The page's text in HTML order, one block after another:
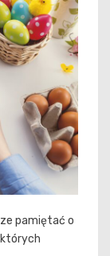
pamiętać o